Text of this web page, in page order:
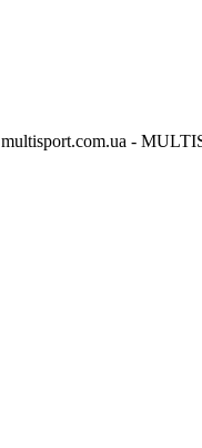
multisport.com.ua -